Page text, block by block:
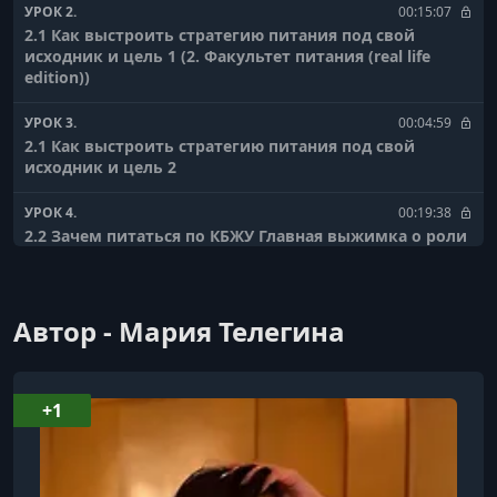
УРОК 2. 00:15:07
2.1 Как выстроить стратегию питания под свой
исходник и цель 1 (2. Факультет питания (real life
edition))
УРОК 3. 00:04:59
2.1 Как выстроить стратегию питания под свой
исходник и цель 2
УРОК 4. 00:19:38
2.2 Зачем питаться по КБЖУ Главная выжимка о роли
2.3 Как я считаю КБЖУ
2.4 Как питаться на сушке_ чтобы топить жир и
растить мышцы одновременно
2.5 Как питаться на рекомпозиции
Автор - Мария Телегина
+1